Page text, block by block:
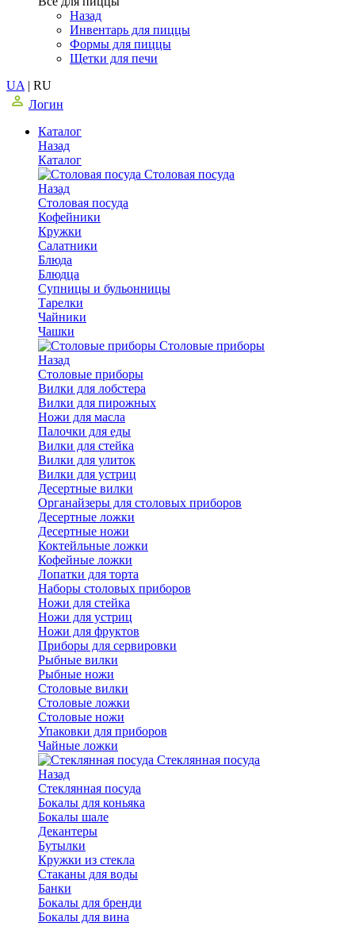
Назад
Инвентарь для пиццы
Формы для пиццы
Щетки для печи
UA | RU
Логин
Каталог
Назад
Каталог
Столовая посуда
Назад
Столовая посуда
Кофейники
Кружки
Салатники
Блюда
Блюдца
Супницы и бульонницы
Тарелки
Чайники
Чашки
Cтоловые приборы
Назад
Cтоловые приборы
Вилки для лобстера
Вилки для пирожных
Ножи для масла
Палочки для еды
Вилки для стейка
Вилки для улиток
Вилки для устриц
Десертные вилки
Органайзеры для столовых приборов
Десертные ложки
Десертные ножи
Коктейльные ложки
Кофейные ложки
Лопатки для торта
Наборы столовых приборов
Ножи для стейка
Ножи для устриц
Ножи для фруктов
Приборы для сервировки
Рыбные вилки
Рыбные ножи
Столовые вилки
Столовые ложки
Столовые ножи
Упаковки для приборов
Чайные ложки
Стеклянная посуда
Назад
Стеклянная посуда
Бокалы для коньяка
Бокалы шале
Декантеры
Бутылки
Кружки из стекла
Стаканы для воды
Банки
Бокалы для бренди
Бокалы для вина